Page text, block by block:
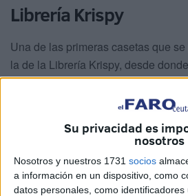
Su privacidad es
nosotros
Nosotros y nuestros 1731 socios
a información en un dispositivo, como
datos personales, como identificadores
Librería Krispy
Una de las primeras casetas que
la de la Librería Krispy, desde
muy positivo de estos primeros
Según ha expresado Dayal
contentos de la actividad y el
Además, celebra que
Olga Martí o los conciertos “atraen
no duda en comprar las últimas